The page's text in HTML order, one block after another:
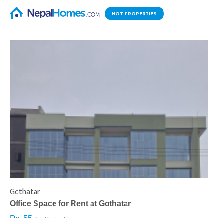
HOT PROPERTIES
Gothatar
Office Space for Rent at Gothatar